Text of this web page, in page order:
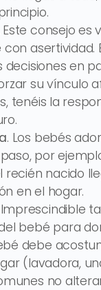
Este consejo es
decisiones en
su vínculo
tenéis la
. Los bebés
por
recién nacido
en el hogar.
Imprescindible
bebé para
debe
(lavadora,
no